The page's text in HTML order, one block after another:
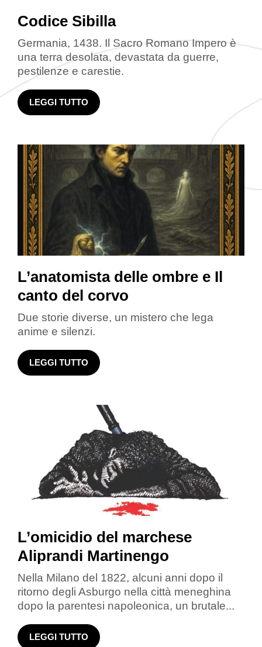
Codice Sibilla
Germania, 1438. Il Sacro Romano Impero è
una terra desolata, devastata da guerre,
pestilenze e carestie.
LEGGI TUTTO
L’anatomista delle ombre e Il
canto del corvo
Due storie diverse, un mistero che lega
anime e silenzi.
LEGGI TUTTO
L’omicidio del marchese
Aliprandi Martinengo
Nella Milano del 1822, alcuni anni dopo il
ritorno degli Asburgo nella città meneghina
dopo la parentesi napoleonica, un brutale...
LEGGI TUTTO